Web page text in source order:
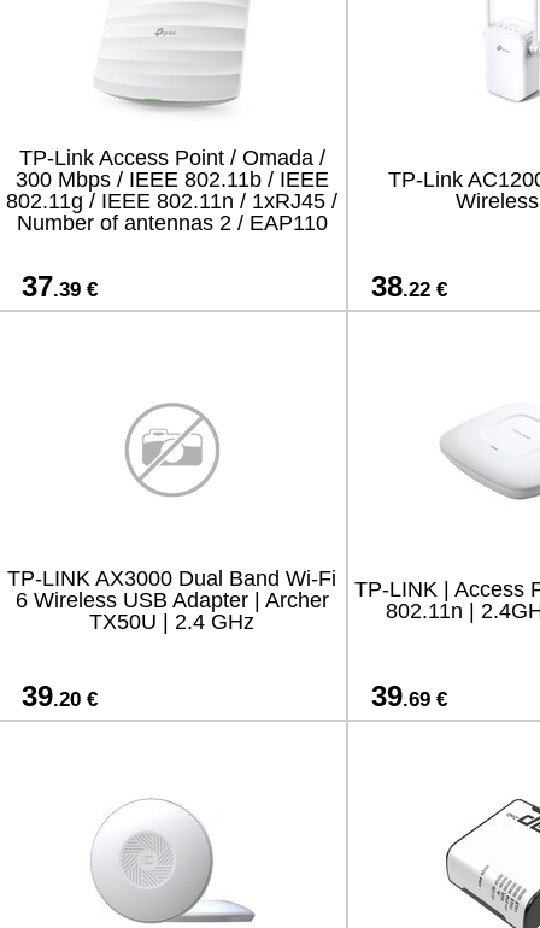
TP-Link Access Point / Omada /
300 Mbps / IEEE 802.11b / IEEE
802.11g / IEEE 802.11n / 1xRJ45 /
Number of antennas 2 / EAP110
37.39 €
TP-Link
38.22 €
TP-LINK AX3000 Dual Band Wi-Fi
6 Wireless USB Adapter | Archer
TX50U | 2.4 GHz
39.20 €
TP-LINK | Access
802.11n |
39.69 €